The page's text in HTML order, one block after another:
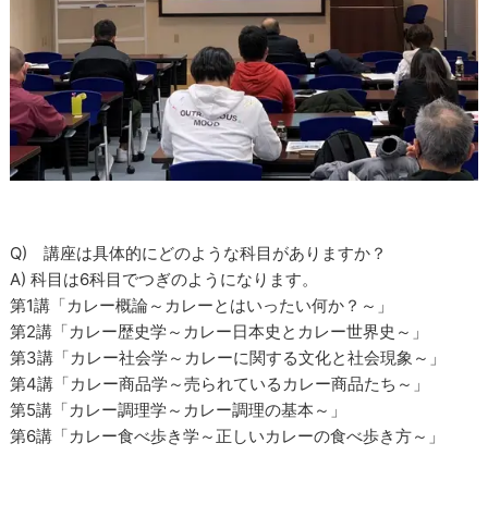
Q) 講座は具体的にどのような科目がありますか？
A) 科目は6科目でつぎのようになります。
第1講「カレー概論～カレーとはいったい何か？～」
第2講「カレー歴史学～カレー日本史とカレー世界史～」
第3講「カレー社会学～カレーに関する文化と社会現象～」
第4講「カレー商品学～売られているカレー商品たち～」
第5講「カレー調理学～カレー調理の基本～」
第6講「カレー食べ歩き学～正しいカレーの食べ歩き方～」